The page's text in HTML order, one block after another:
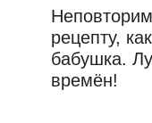
рецепту,
бабушка.
времён!